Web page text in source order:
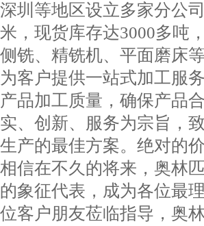
深圳等地区设立多家分公
米，现货库存达3000多吨
侧铣、精铣机、平面磨床
为客户提供一站式加工服
产品加工质量，确保产品
实、创新、服务为宗旨，
生产的最佳方案。绝对的
相信在不久的将来，奥林
的象征代表，成为各位最
位客户朋友莅临指导，奥